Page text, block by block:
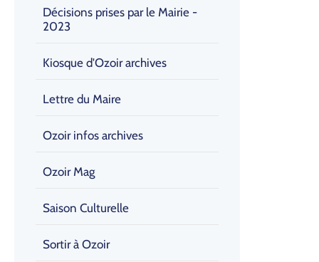
Décisions prises par le Mairie -
2023
Kiosque d'Ozoir archives
Lettre du Maire
Ozoir infos archives
Ozoir Mag
Saison Culturelle
Sortir à Ozoir